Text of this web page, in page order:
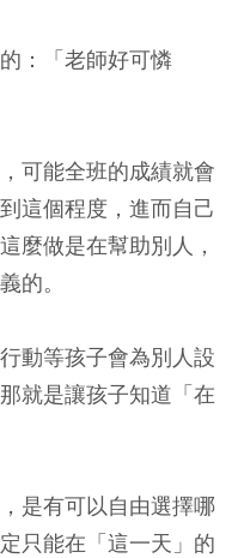
：「老師好可憐
可能全班的成績就會
這個程度，進而自己
麼做是在幫助別人，
的。
動等孩子會為別人設
就是讓孩子知道「在
是有可以自由選擇哪
只能在「這一天」的